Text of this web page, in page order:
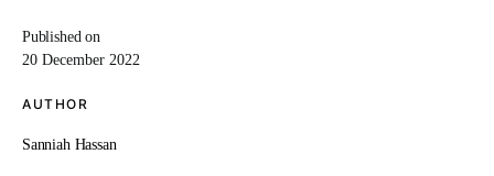
Published on
20 December 2022
AUTHOR
Sanniah Hassan